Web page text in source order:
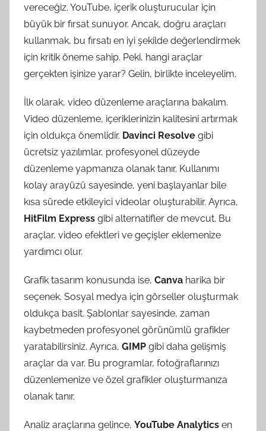
vereceğiz. YouTube, içerik oluşturucular için
büyük bir fırsat sunuyor. Ancak, doğru araçları
kullanmak, bu fırsatı en iyi şekilde değerlendirmek
için kritik öneme sahip. Peki, hangi araçlar
gerçekten işinize yarar? Gelin, birlikte inceleyelim.
İlk olarak, video düzenleme araçlarına bakalım.
Video düzenleme, içeriklerinizin kalitesini artırmak
için oldukça önemlidir. Davinci Resolve gibi
ücretsiz yazılımlar, profesyonel düzeyde
düzenleme yapmanıza olanak tanır. Kullanımı
kolay arayüzü sayesinde, yeni başlayanlar bile
kısa sürede etkileyici videolar oluşturabilir. Ayrıca,
HitFilm Express gibi alternatifler de mevcut. Bu
araçlar, video efektleri ve geçişler eklemenize
yardımcı olur.
Grafik tasarım konusunda ise, Canva harika bir
seçenek. Sosyal medya için görseller oluşturmak
oldukça basit. Şablonlar sayesinde, zaman
kaybetmeden profesyonel görünümlü grafikler
yaratabilirsiniz. Ayrıca, GIMP gibi daha gelişmiş
araçlar da var. Bu programlar, fotoğraflarınızı
düzenlemenize ve özel grafikler oluşturmanıza
olanak tanır.
Analiz araçlarına gelince, YouTube Analytics en